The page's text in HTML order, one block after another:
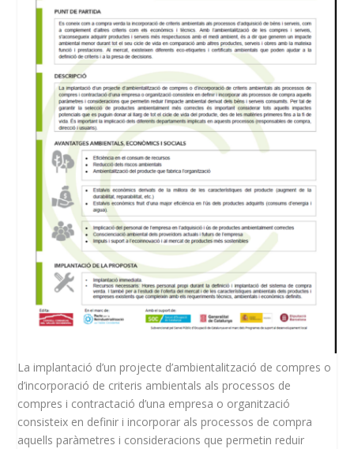
La implantació d’un projecte d’ambientalització de compres o
d’incorporació de criteris ambientals als processos de
compres i contractació d’una empresa o organització
consisteix en definir i incorporar als processos de compra
aquells paràmetres i consideracions que permetin reduir